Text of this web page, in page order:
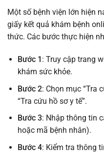
Một số bệnh viện lớn hiện
giấy kết quả khám bệnh
thức. Các bước thực hiện
Bước 1 : Truy cập trang
khám sức khỏe.
Bước 2: Chọn mục “Tra
“Tra cứu hồ sơ y tế”.
Bước 3: Nhập thông tin
hoặc mã bệnh nhân).
Bước 4: Kiểm tra thông